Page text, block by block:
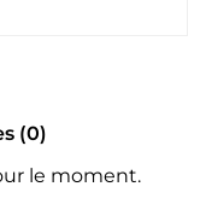
(0)
le moment.